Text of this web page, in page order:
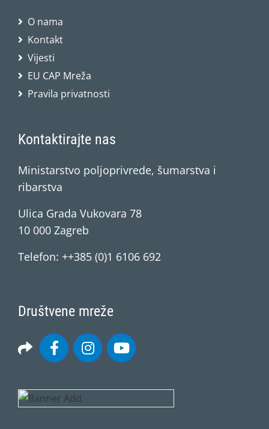
O nama
Kontakt
Vijesti
EU CAP Mreža
Pravila privatnosti
Kontaktirajte nas
Ministarstvo poljoprivrede, šumarstva i
ribarstva
Ulica Grada Vukovara 78
10 000 Zagreb
Telefon: ++385 (0)1 6106 692
Društvene mreže